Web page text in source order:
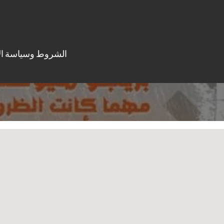
الشروط وسياسة